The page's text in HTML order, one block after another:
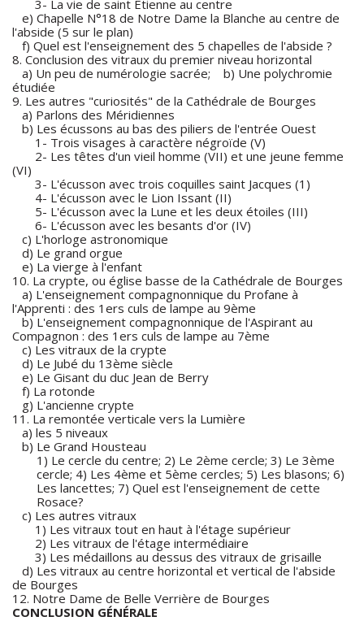
3- La vie de saint Etienne au centre
e) Chapelle N°18 de Notre Dame la Blanche au centre de
l'abside (5 sur le plan)
f) Quel est l'enseignement des 5 chapelles de l'abside ?
8. Conclusion des vitraux du premier niveau horizontal
a) Un peu de numérologie sacrée; b) Une polychromie
étudiée
9. Les autres "curiosités" de la Cathédrale de Bourges
a) Parlons des Méridiennes
b) Les écussons au bas des piliers de l'entrée Ouest
1- Trois visages à caractère négroïde (V)
2- Les têtes d'un vieil homme (VII) et une jeune femme
(VI)
3- L'écusson avec trois coquilles saint Jacques (1)
4- L'écusson avec le Lion Issant (II)
5- L'écusson avec la Lune et les deux étoiles (III)
6- L'écusson avec les besants d'or (IV)
c) L'horloge astronomique
d) Le grand orgue
e) La vierge à l'enfant
10. La crypte, ou église basse de la Cathédrale de Bourges
a) L'enseignement compagnonnique du Profane à
l'Apprenti : des 1ers culs de lampe au 9ème
b) L'enseignement compagnonnique de l'Aspirant au
Compagnon : des 1ers culs de lampe au 7ème
c) Les vitraux de la crypte
d) Le Jubé du 13ème siècle
e) Le Gisant du duc Jean de Berry
f) La rotonde
g) L'ancienne crypte
11. La remontée verticale vers la Lumière
a) les 5 niveaux
b) Le Grand Housteau
1) Le cercle du centre; 2) Le 2ème cercle; 3) Le 3ème
cercle; 4) Les 4ème et 5ème cercles; 5) Les blasons; 6)
Les lancettes; 7) Quel est l'enseignement de cette
Rosace?
c) Les autres vitraux
1) Les vitraux tout en haut à l'étage supérieur
2) Les vitraux de l'étage intermédiaire
3) Les médaillons au dessus des vitraux de grisaille
d) Les vitraux au centre horizontal et vertical de l'abside
de Bourges
12. Notre Dame de Belle Verrière de Bourges
CONCLUSION GÉNÉRALE